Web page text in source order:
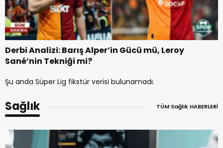
Derbi Analizi: Barış Alper’in Gücü mü, Leroy
Sané’nin Tekniği mi?
Şu anda Süper Lig fikstür verisi bulunamadı.
Sağlık TÜM Sağlık HABERLERİ